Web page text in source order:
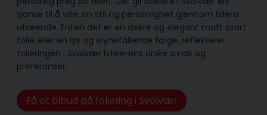
sjanse til å vise sin stil og personlighet gjennom bilens
utseende. Enten det er en diskré og elegant matt svart
folie eller en lys og iøynefallende farge, reflekterer
folieringen i Svolvær bileierens unike smak og
preferanser.
Få et tilbud på foliering i Svolvær